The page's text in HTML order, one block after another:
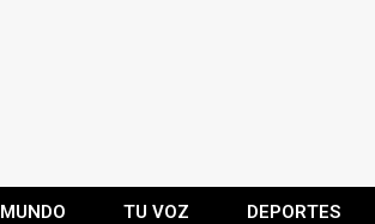
MUNDO TU VOZ DEPORTES